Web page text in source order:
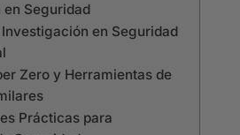
Seguridad
en Seguridad
Zero y Herramientas de
Prácticas para